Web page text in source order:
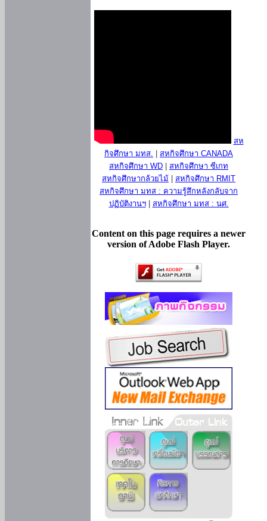
สห
กิจศึกษา มทส.
สหกิจศึกษา CANADA
สหกิจศึกษา WD
สหกิจศึกษา ซีเกท
สหกิจศึกษากล้วยไม้
สหกิจศึกษา RMIT
สหกิจศึกษา มทส : ความรู้สึกหลังกลับจาก
ปฏิบัติงานฯ| สหกิจศึกษา มทส : นศ.
Content on this page requires a newer
version of Adobe Flash Player.